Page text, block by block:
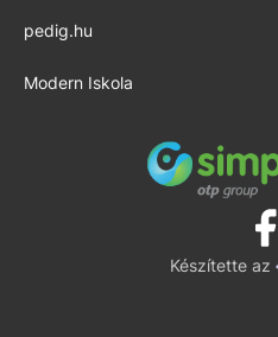
pedig.hu
Modern Iskola
Készítette az